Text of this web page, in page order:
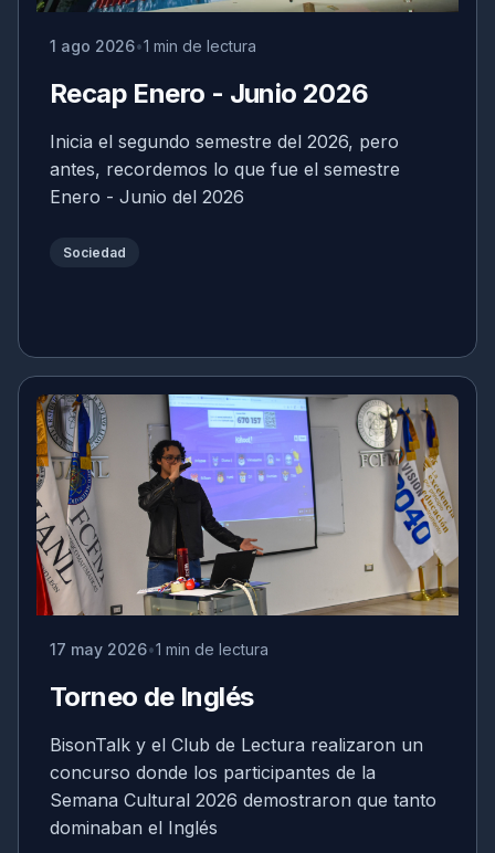
1 ago 2026 1 min de lectura
Recap Enero - Junio 2026
Inicia el segundo semestre del 2026, pero
antes, recordemos lo que fue el semestre
Enero - Junio del 2026
Sociedad
17 may 2026 1 min de lectura
Torneo de Inglés
BisonTalk y el Club de Lectura realizaron un
concurso donde los participantes de la
Semana Cultural 2026 demostraron que tanto
dominaban el Inglés